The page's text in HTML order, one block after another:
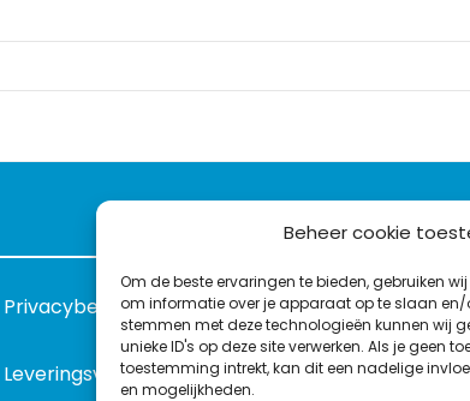
Beheer cookie
Om de beste ervaringen te bieden, gebruiken
om informatie over je apparaat op te slaan en/
stemmen met deze technologieën kunnen wij
unieke ID's op deze site verwerken. Als je geen
toestemming intrekt, kan dit een nadelige
en mogelijkheden.
Privacybeleid
Leveringsvoorwaarden
VOLG ONS
L
i
nT
w